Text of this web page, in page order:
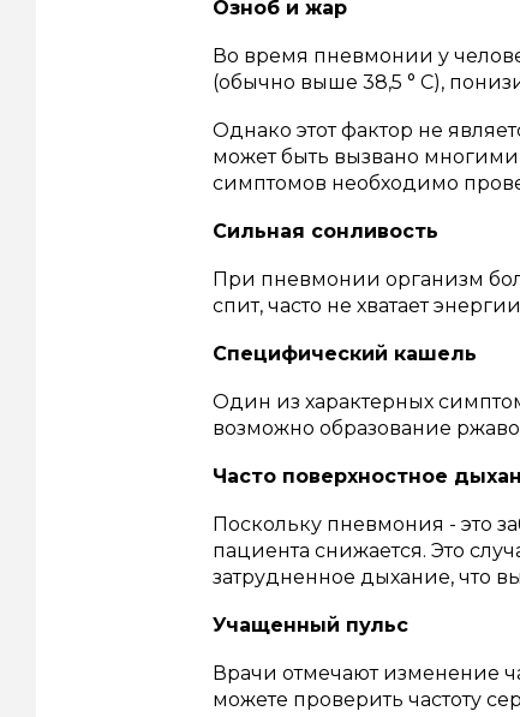
Озноб и жар
Во время пневмонии у
(обычно выше 38,5 ° C),
Однако этот фактор не
может быть вызвано
симптомов необходимо
Сильная сонливость
При пневмонии организм
спит, часто не хватает
Специфический кашель
Один из характерных
возможно образование
Часто поверхностное
Поскольку пневмония - это
пациента снижается. Это
затрудненное дыхание, что
Учащенный пульс
Врачи отмечают изменение
можете проверить частоту